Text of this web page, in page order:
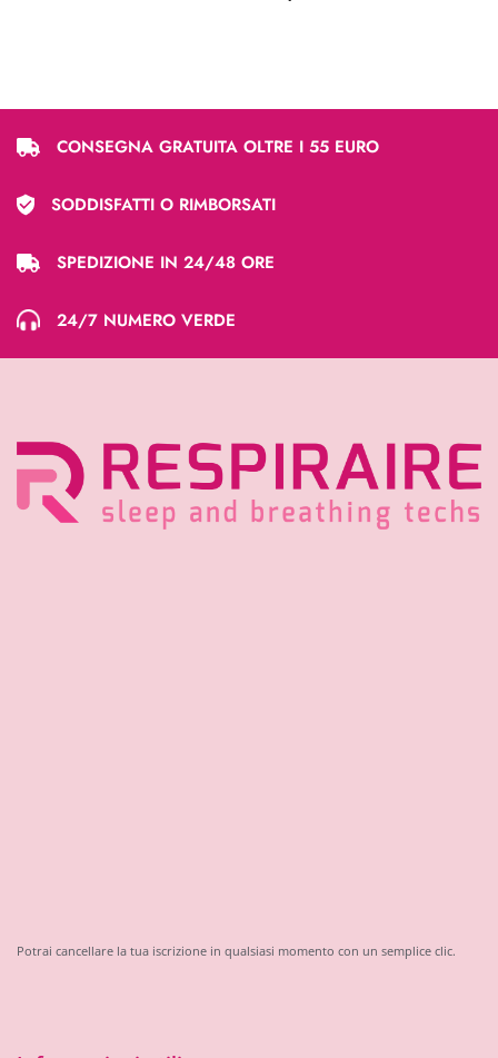
CONSEGNA GRATUITA OLTRE I 55 EURO
SODDISFATTI O RIMBORSATI
SPEDIZIONE IN 24/48 ORE
24/7 NUMERO VERDE
Potrai cancellare la tua iscrizione in qualsiasi momento con un semplice clic.